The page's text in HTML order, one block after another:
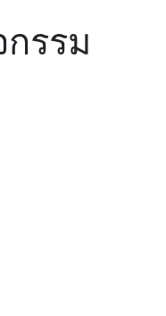
รรม